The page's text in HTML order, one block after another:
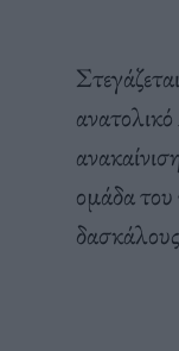
ομάδα